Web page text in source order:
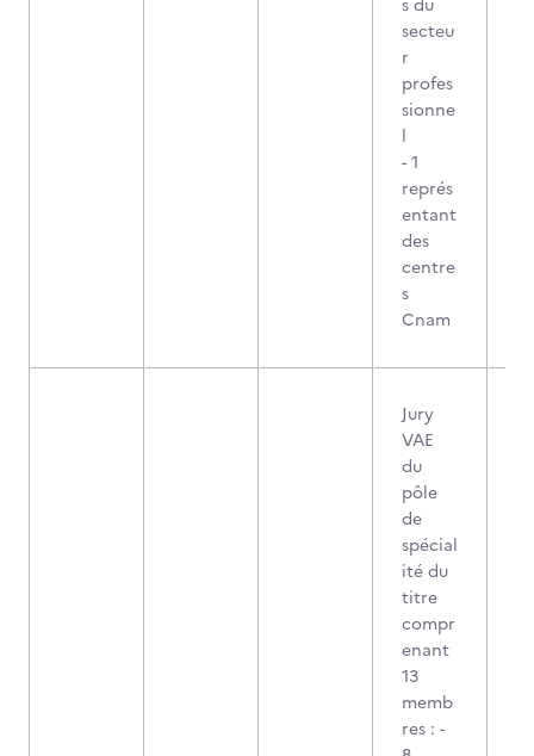
s du
secteu
r
profes
sionne
l
- 1
représ
entant
des
centre
s
Cnam
Jury
VAE
du
pôle
de
spécial
ité du
titre
compr
enant
13
memb
res : -